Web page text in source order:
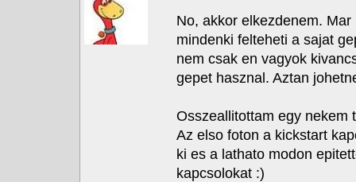
No, akkor elkezdenem.
mindenki felteheti a sajat
nem csak en vagyok
gepet hasznal. Aztan
Osszeallitottam egy nekem
Az elso foton a kickstart
ki es a lathato modon
kapcsolokat :)